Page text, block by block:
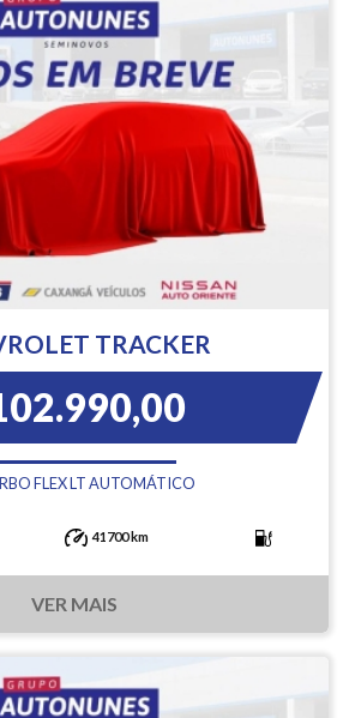
TRACKER
FLEX LT AUTOMÁTICO
41700 km
VER MAIS